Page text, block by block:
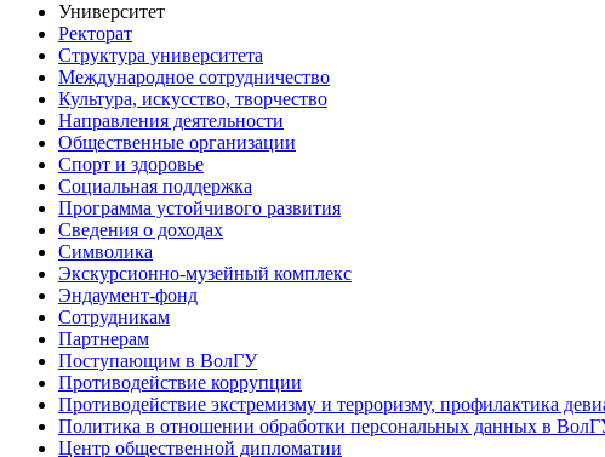
Университет
Ректорат
Структура университета
Международное сотрудничество
Культура, искусство, творчество
Направления деятельности
Общественные организации
Спорт и здоровье
Социальная поддержка
Программа устойчивого развития
Сведения о доходах
Символика
Экскурсионно-музейный комплекс
Эндаумент-фонд
Сотрудникам
Партнерам
Поступающим в ВолГУ
Противодействие коррупции
Противодействие экстремизму и терроризму, профилактика
Политика в отношении обработки персональных данных в
Центр общественной дипломатии